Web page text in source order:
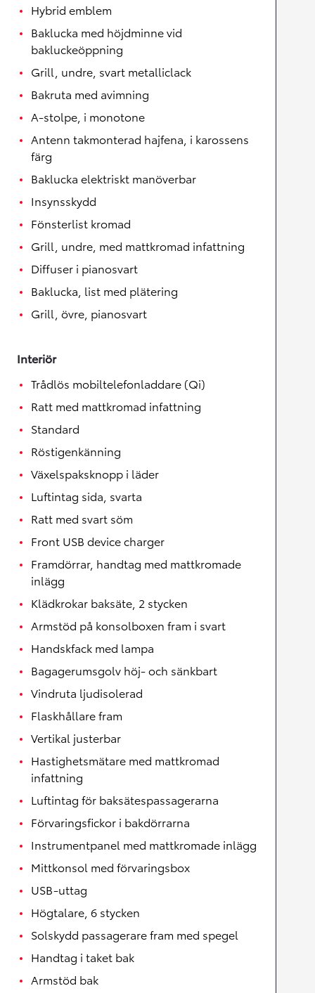
Hybrid emblem
Baklucka med höjdminne vid
bakluckeöppning
Grill, undre, svart metalliclack
Bakruta med avimning
A-stolpe, i monotone
Antenn takmonterad hajfena, i karossens
färg
Baklucka elektriskt manöverbar
Insynsskydd
Fönsterlist kromad
Grill, undre, med mattkromad infattning
Diffuser i pianosvart
Baklucka, list med plätering
Grill, övre, pianosvart
Interiör
Trådlös mobiltelefonladdare (Qi)
Ratt med mattkromad infattning
Standard
Röstigenkänning
Växelspaksknopp i läder
Luftintag sida, svarta
Ratt med svart söm
Front USB device charger
Framdörrar, handtag med mattkromade
inlägg
Klädkrokar baksäte, 2 stycken
Armstöd på konsolboxen fram i svart
Handskfack med lampa
Bagagerumsgolv höj- och sänkbart
Vindruta ljudisolerad
Flaskhållare fram
Vertikal justerbar
Hastighetsmätare med mattkromad
infattning
Luftintag för baksätespassagerarna
Förvaringsfickor i bakdörrarna
Instrumentpanel med mattkromade inlägg
Mittkonsol med förvaringsbox
USB-uttag
Högtalare, 6 stycken
Solskydd passagerare fram med spegel
Handtag i taket bak
Armstöd bak